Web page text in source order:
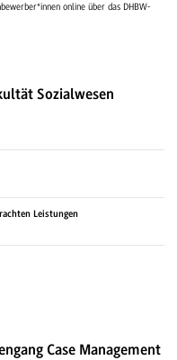
online über das DHBW-
Sozialwesen
Leistungen
Case Management